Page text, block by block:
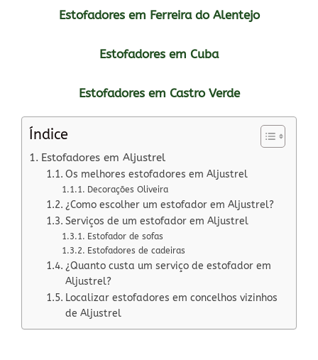
Estofadores em Ferreira do Alentejo
Estofadores em Cuba
Estofadores em Castro Verde
Índice
Estofadores em Aljustrel
Os melhores estofadores em Aljustrel
Decorações Oliveira
¿Como escolher um estofador em Aljustrel?
Serviços de um estofador em Aljustrel
Estofador de sofas
Estofadores de cadeiras
¿Quanto custa um serviço de estofador em
Aljustrel?
Localizar estofadores em concelhos vizinhos
de Aljustrel